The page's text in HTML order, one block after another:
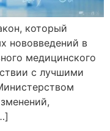
который
нововведений в
медицинского
с лучшими